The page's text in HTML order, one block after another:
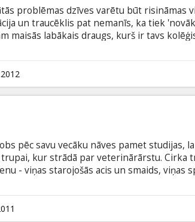
problēmas dzīves varētu būt risināmas
un traucēklis pat nemanīs, ka tiek
maisās labākais draugs, kurš ir tavs
abi ieskatījušies vienā un tajā pašā
ir amatam atbilstošas – spiegs pret
un amatam pieejamo arsenālu.
pēc savu vecāku nāves pamet studijas,
kur strādā par veterinārārstu. Cirka
- viņas starojošās acis un smaids, viņas
ko viņai izlikušas pašas laulības ar
un Marlēna iemīl viens otru, tomēr viņiem